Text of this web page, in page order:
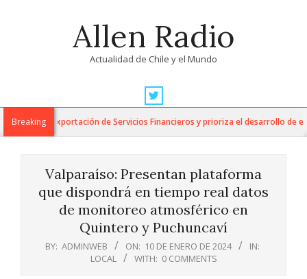
Allen Radio
Actualidad de Chile y el Mundo
Navigation
MenuBreaking
para la Exportación de Servicios Financieros y prioriza el desarrollo de esta
Valparaíso: Presentan plataforma
que dispondrá en tiempo real datos
de monitoreo atmosférico en
Quintero y Puchuncaví
BY: ADMINWEB ON: 10 DE ENERO DE 2024
IN:
LOCAL
WITH: 0 COMMENTS